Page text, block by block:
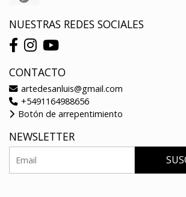
NUESTRAS REDES SOCIALES
CONTACTO
artedesanluis@gmail.com
+5491164988656
Botón de arrepentimiento
NEWSLETTER